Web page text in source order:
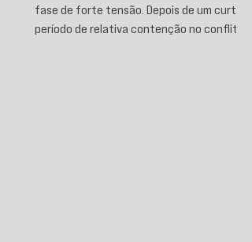
fase de forte tensão. Depois de um curto
período de relativa contenção no conflito,